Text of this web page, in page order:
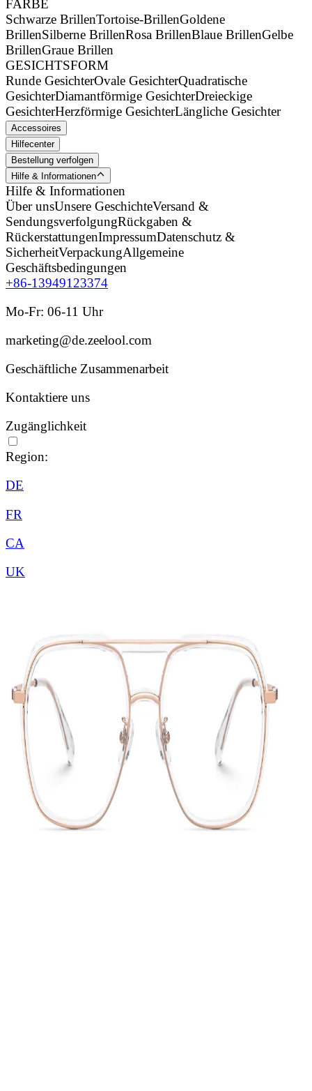
FARBE
Schwarze BrillenTortoise-BrillenGoldene
BrillenSilberne BrillenRosa BrillenBlaue BrillenGelbe
BrillenGraue Brillen
GESICHTSFORM
Runde GesichterOvale GesichterQuadratische
GesichterDiamantförmige GesichterDreieckige
GesichterHerzförmige GesichterLängliche Gesichter
Accessoires
Hilfecenter
Bestellung verfolgen
Hilfe & Informationen
Hilfe & Informationen
Über unsUnsere GeschichteVersand &
SendungsverfolgungRückgaben &
RückerstattungenImpressumDatenschutz &
SicherheitVerpackungAllgemeine
Geschäftsbedingungen
+86-13949123374
Mo-Fr: 06-11 Uhr
marketing@de.zeelool.com
Geschäftliche Zusammenarbeit
Kontaktiere uns
Zugänglichkeit
Region:
DE
FR
CA
UK